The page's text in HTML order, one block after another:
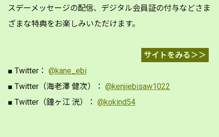
スデーメッセージの配信、デジタル会員証の付与などさま
ざまな特典をお楽しみいただけます。
サイトをみる＞＞
■ Twitter： @kane_ebi
■ Twitter（海老澤 健次）： @kenjiebisaw1022
■ Twitter（鐘ヶ江 洸）： @kokind54